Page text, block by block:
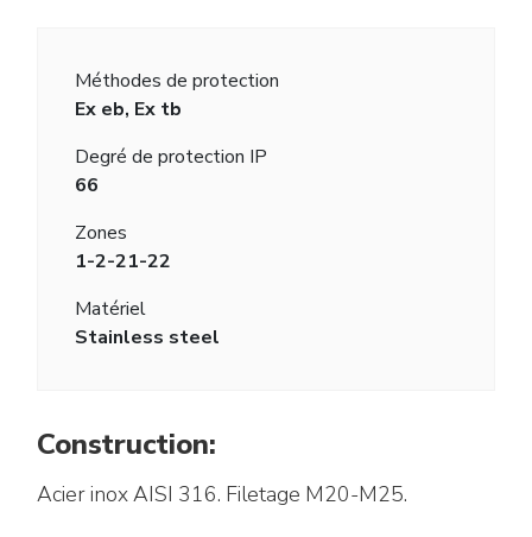
Méthodes de protection
Ex eb, Ex tb
Degré de protection IP
66
Zones
1-2-21-22
Matériel
Stainless steel
Construction:
Acier inox AISI 316. Filetage M20-M25.